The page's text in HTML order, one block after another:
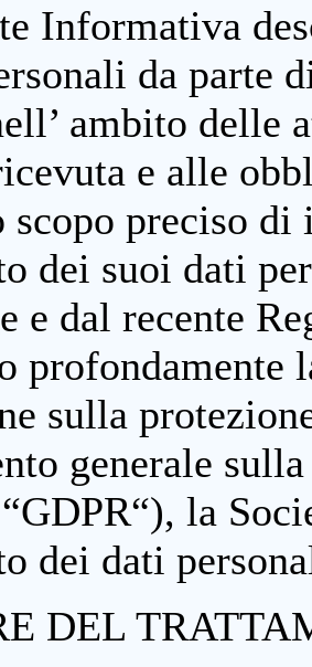
Informativa
da parte
ambito delle
e alle
scopo preciso
dei suoi dati
e dal recente
profondamente
sulla
generale
la
dei dati
DEL